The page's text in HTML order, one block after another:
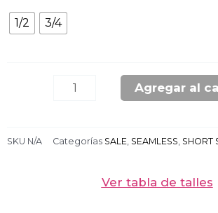
1/2 3/4
SEAMLESS
LINE
Agregar al
SKU N/A Categorías SALE SEAMLESS SHORT
Ver tabla de talles